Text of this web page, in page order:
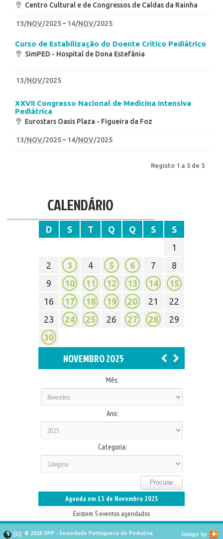
Centro Cultural e de Congressos de Caldas da Rainha
13/NOV/2025 14/NOV/2025
Curso de Estabilização do Doente Crítico Pediátrico
SimPED - Hospital de Dona Estefânia
13/NOV/2025
XXVII Congresso Nacional de Medicina Intensiva
Pediátrica
Eurostars Oasis Plaza - Figueira da Foz
13/NOV/2025 14/NOV/2025
Registo 1 a 5 de 5
CALENDÁRIO
D S T Q Q S
S
1
2
3 4 5 6 7
8
9
10 11 12 13 14
15
16
17 18 19 20 21
22
23
24 25 26 27 28
29
30
NOVEMBRO 2025
Mês:
Ano:
Categoria:
Agenda em 13 de Novembro 2025
Existem 5 eventos agendados
[D] © 2026 SPP - Sociedade Portuguesa de Pediatria